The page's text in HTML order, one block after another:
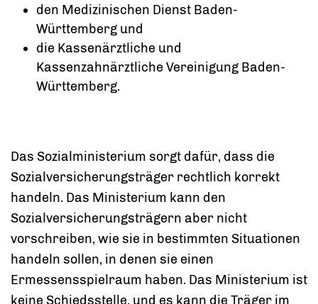
den Medizinischen Dienst Baden-
Württemberg und
die Kassenärztliche und
Kassenzahnärztliche Vereinigung Baden-
Württemberg.
Das Sozialministerium sorgt dafür, dass die
Sozialversicherungsträger rechtlich korrekt
handeln. Das Ministerium kann den
Sozialversicherungsträgern aber nicht
vorschreiben, wie sie in bestimmten Situationen
handeln sollen, in denen sie einen
Ermessensspielraum haben. Das Ministerium ist
keine Schiedsstelle, und es kann die Träger im